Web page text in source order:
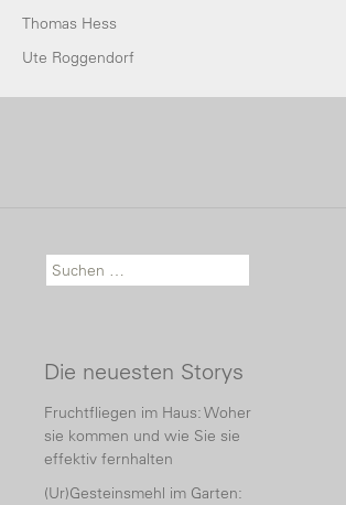
Thomas Hess
Ute Roggendorf
Suche nach:
Die neuesten Storys
Fruchtfliegen im Haus: Woher
sie kommen und wie Sie sie
effektiv fernhalten
(Ur)Gesteinsmehl im Garten: